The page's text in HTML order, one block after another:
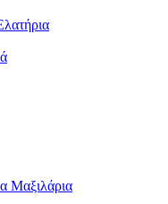
Μαξιλάρια